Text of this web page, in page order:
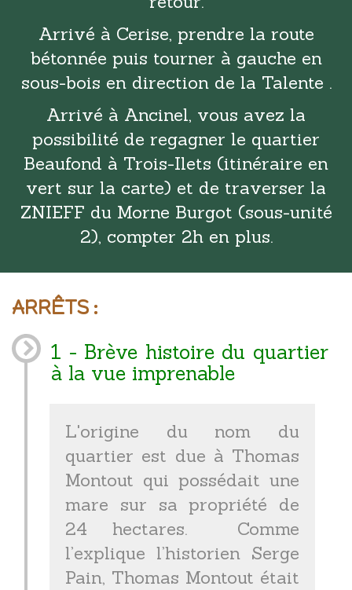
Arrivé à Cerise, prendre la route
bétonnée puis tourner à gauche en
sous-bois en direction de la Talente .
Arrivé à Ancinel, vous avez la
possibilité de regagner le quartier
Beaufond à Trois-Ilets (itinéraire en
vert sur la carte) et de traverser la
ZNIEFF du Morne Burgot (sous-unité
2), compter 2h en plus.
ARRÊTS :
1 - Brève histoire du quartier
à la vue imprenable
L'origine du nom du
quartier est due à Thomas
Montout qui possédait une
mare sur sa propriété de
24 hectares. Comme
l’explique l’historien Serge
Pain, Thomas Montout était